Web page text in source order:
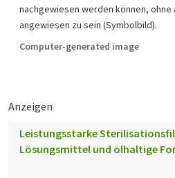
nachgewiesen werden können, ohne
angewiesen zu sein (Symbolbild).
Computer-generated image
Anzeigen
Leistungsstarke
Lösungsmittel und ölhaltige